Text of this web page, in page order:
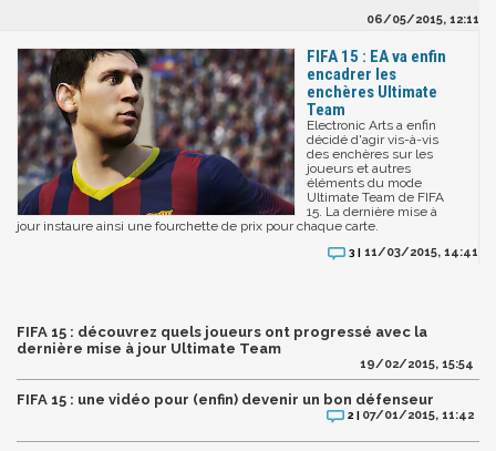
06/05/2015, 12:11
FIFA 15 : EA va enfin
encadrer les
enchères Ultimate
Team
Electronic Arts a enfin
décidé d'agir vis-à-vis
des enchères sur les
joueurs et autres
éléments du mode
Ultimate Team de FIFA
15. La dernière mise à
jour instaure ainsi une fourchette de prix pour chaque carte.
3 | 11/03/2015, 14:41
FIFA 15 : découvrez quels joueurs ont progressé avec la
dernière mise à jour Ultimate Team
19/02/2015, 15:54
FIFA 15 : une vidéo pour (enfin) devenir un bon défenseur
2 | 07/01/2015, 11:42